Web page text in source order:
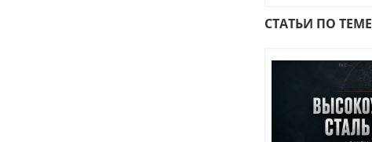
CТАТЬИ ПО ТЕМЕ